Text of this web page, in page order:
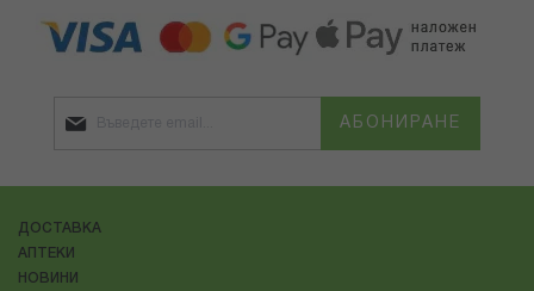
АБОНИРАНЕ
ДОСТАВКА
АПТЕКИ
НОВИНИ